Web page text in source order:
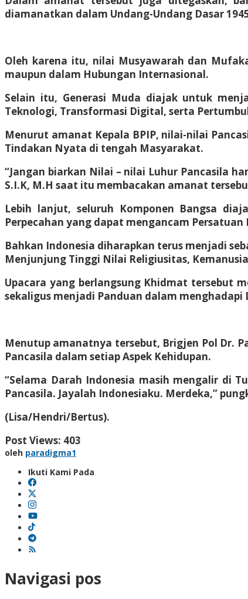
diamanatkan dalam Undang-Undang Dasar
Oleh karena itu, nilai Musyawarah dan
maupun dalam Hubungan Internasional.
Selain itu, Generasi Muda diajak untuk
Teknologi, Transformasi Digital, serta
Menurut amanat Kepala BPIP, nilai-nilai
Tindakan Nyata di tengah Masyarakat.
“Jangan biarkan Nilai – nilai Luhur Pancasila
S.I.K, M.H saat itu membacakan amanat
Lebih lanjut, seluruh Komponen Bangsa
Perpecahan yang dapat mengancam Persatuan
Bahkan Indonesia diharapkan terus menjadi
Menjunjung Tinggi Nilai Religiusitas,
Upacara yang berlangsung Khidmat tersebut
sekaligus menjadi Panduan dalam
Menutup amanatnya tersebut, Brigjen Pol Dr.
Pancasila dalam setiap Aspek Kehidupan.
“Selama Darah Indonesia masih mengalir di
Pancasila. Jayalah Indonesiaku. Merdeka,”
(Lisa/Hendri/Bertus).
Post Views: 403
oleh paradigma1
Ikuti Kami Pada
Navigasi pos